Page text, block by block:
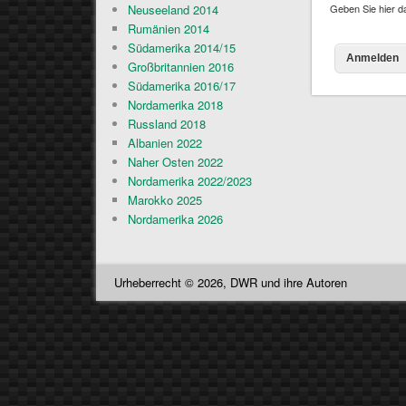
Geben Sie hier
Neuseeland 2014
Rumänien 2014
Südamerika 2014/15
Großbritannien 2016
Südamerika 2016/17
Nordamerika 2018
Russland 2018
Albanien 2022
Naher Osten 2022
Nordamerika 2022/2023
Marokko 2025
Nordamerika 2026
Urheberrecht © 2026, DWR und ihre Autoren